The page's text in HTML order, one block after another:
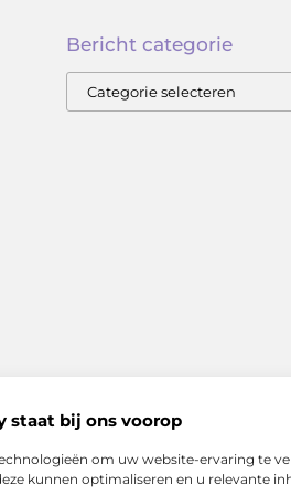
staat bij ons voorop
om uw website-ervaring te
kunnen optimaliseren en u relevante
Bericht categorie